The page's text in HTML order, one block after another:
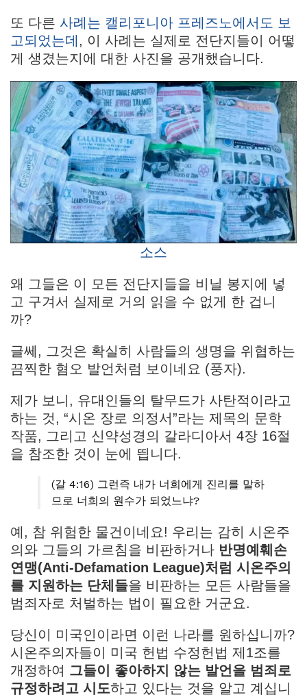
또 다른 사례는 캘리포니아 프레즈노에서도 보
고되었는데 , 이 사례는 실제로 전단지들이 어떻
게 생겼는지에 대한 사진을 공개했습니다.
소스
왜 그들은 이 모든 전단지들을 비닐 봉지에 넣
고 구겨서 실제로 거의 읽을 수 없게 한 겁니
까?
글쎄, 그것은 확실히 사람들의 생명을 위협하는
끔찍한 혐오 발언처럼 보이네요 (풍자).
제가 보니, 유대인들의 탈무드가 사탄적이라고
하는 것, “시온 장로 의정서”라는 제목의 문학
작품, 그리고 신약성경의 갈라디아서 4장 16절
을 참조한 것이 눈에 띕니다.
(갈 4:16) 그런즉 내가 너희에게 진리를 말하
므로 너희의 원수가 되었느냐?
예, 참 위험한 물건이네요! 우리는 감히 시온주
의와 그들의 가르침을 비판하거나 반명예훼손
연맹(Anti-Defamation League)처럼 시온주의
를 지원하는 단체들을 비판하는 모든 사람들을
범죄자로 처벌하는 법이 필요한 거군요.
당신이 미국인이라면 이런 나라를 원하십니까?
시온주의자들이 미국 헌법 수정헌법 제1조를
개정하여 그들이 좋아하지 않는 발언을 범죄로
규정하려고 시도하고 있다는 것을 알고 계십니